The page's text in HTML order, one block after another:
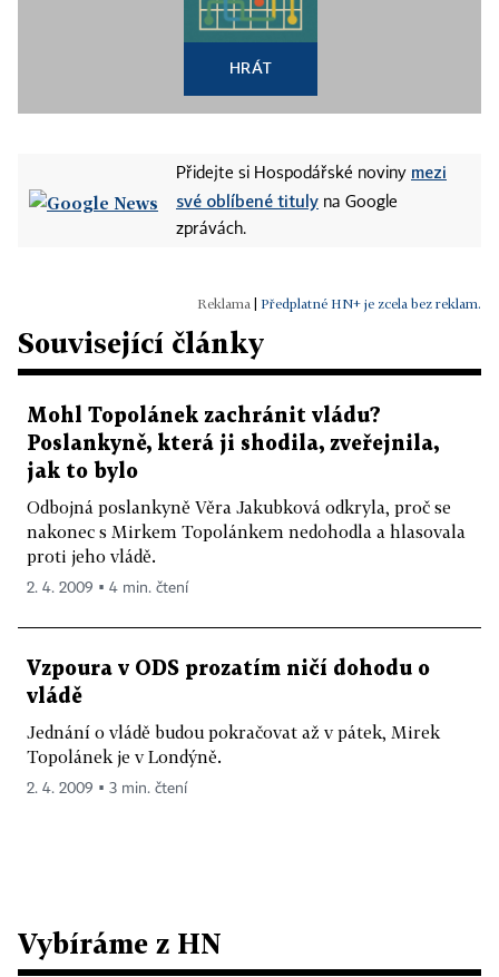
HRÁT
Přidejte si Hospodářské noviny mezi
své oblíbené tituly na Google
zprávách.
Předplatné HN+ je zcela bez reklam.
Související články
Mohl Topolánek zachránit vládu?
Poslankyně, která ji shodila, zveřejnila,
jak to bylo
Odbojná poslankyně Věra Jakubková odkryla, proč se
nakonec s Mirkem Topolánkem nedohodla a hlasovala
proti jeho vládě.
2. 4. 2009 ▪ 4 min. čtení
Vzpoura v ODS prozatím ničí dohodu o
vládě
Jednání o vládě budou pokračovat až v pátek, Mirek
Topolánek je v Londýně.
2. 4. 2009 ▪ 3 min. čtení
Vybíráme z HN